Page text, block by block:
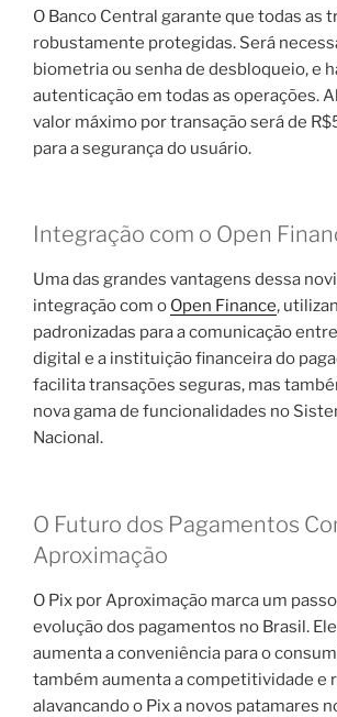
O Banco Central garante que todas as
robustamente protegidas. Será
biometria ou senha de desbloqueio, e
autenticação em todas as operações.
valor máximo por transação será de
para a segurança do usuário.
Integração com o Open
Uma das grandes vantagens dessa
integração com o Open Finance,
padronizadas para a comunicação
digital e a instituição financeira do
facilita transações seguras, mas
nova gama de funcionalidades no
Nacional.
O Futuro dos Pagamentos
Aproximação
O Pix por Aproximação marca um
evolução dos pagamentos no Brasil.
aumenta a conveniência para o
também aumenta a competitividade e
alavancando o Pix a novos patamares